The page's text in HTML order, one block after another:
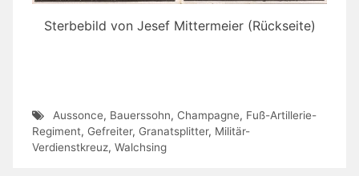
Sterbebild von Jesef Mittermeier (Rückseite)
Aussonce, Bauerssohn, Champagne, Fuß-Artillerie-
Regiment, Gefreiter, Granatsplitter, Militär-
Verdienstkreuz, Walchsing